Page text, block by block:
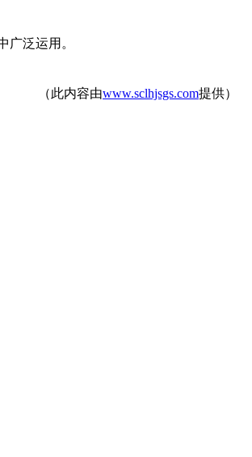
广泛运用。
（此内容由www.sclhjsgs.com提供）